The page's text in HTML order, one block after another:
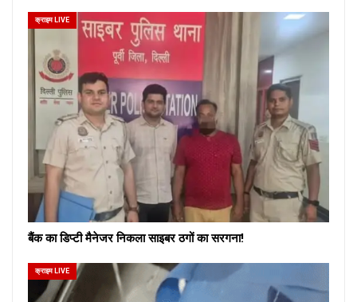
क्राइम LIVE
बैंक का डिप्टी मैनेजर निकला साइबर ठगों का सरगना!
क्राइम LIVE